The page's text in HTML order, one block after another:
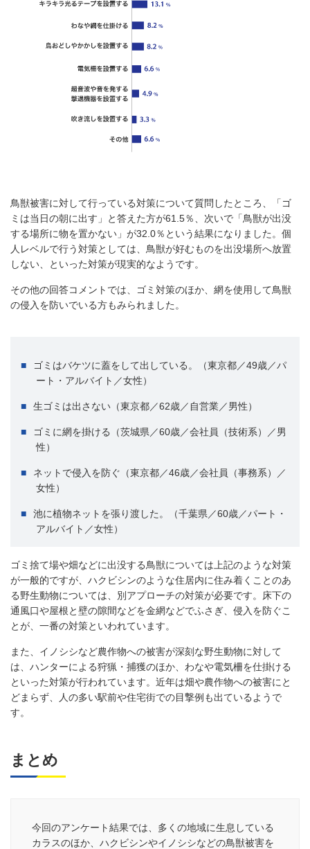
鳥獣被害に対して行っている対策について質問したところ、「ゴ
ミは当日の朝に出す」と答えた方が61.5％、次いで「鳥獣が出没
する場所に物を置かない」が32.0％という結果になりました。個
人レベルで行う対策としては、鳥獣が好むものを出没場所へ放置
しない、といった対策が現実的なようです。
その他の回答コメントでは、ゴミ対策のほか、網を使用して鳥獣
の侵入を防いでいる方もみられました。
ゴミはバケツに蓋をして出している。（東京都／49歳／パ
ート・アルバイト／女性）
生ゴミは出さない（東京都／62歳／自営業／男性）
ゴミに網を掛ける（茨城県／60歳／会社員（技術系）／男
性）
ネットで侵入を防ぐ（東京都／46歳／会社員（事務系）／
女性）
池に植物ネットを張り渡した。（千葉県／60歳／パート・
アルバイト／女性）
ゴミ捨て場や畑などに出没する鳥獣については上記のような対策
が一般的ですが、ハクビシンのような住居内に住み着くことのあ
る野生動物については、別アプローチの対策が必要です。床下の
通風口や屋根と壁の隙間などを金網などでふさぎ、侵入を防ぐこ
とが、一番の対策といわれています。
また、イノシシなど農作物への被害が深刻な野生動物に対して
は、ハンターによる狩猟・捕獲のほか、わなや電気柵を仕掛ける
といった対策が行われています。近年は畑や農作物への被害にと
どまらず、人の多い駅前や住宅街での目撃例も出ているようで
す。
まとめ
今回のアンケート結果では、多くの地域に生息している
カラスのほか、ハクビシンやイノシシなどの鳥獣被害を